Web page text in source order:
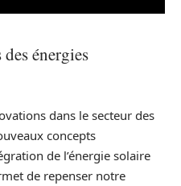
énergies
dans le secteur des
concepts
de l’énergie solaire
de repenser notre